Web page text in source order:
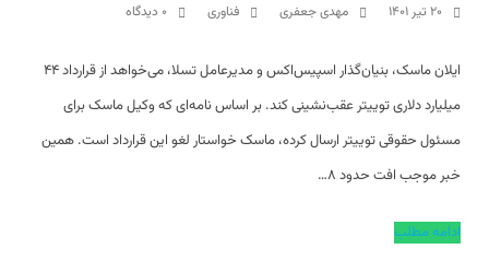
۲۰ تیر ۱۴۰۱ مهدی جعفری فناوری ۰ دیدگاه
ایلان ماسک، بنیان‌گذار اسپیس‌اکس و مدیرعامل تسلا، می‌خواهد از قرارداد ۴۴
میلیارد دلاری توییتر عقب‌نشینی کند. بر اساس نامه‌ای که وکیل ماسک برای
مسئول حقوقی توییتر ارسال کرده، ماسک خواستار لغو این قرارداد است. همین
خبر موجب افت حدود ۸…
ادامه مطلب